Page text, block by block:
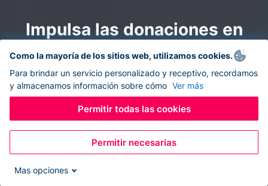
Impulsa las donaciones en
todas partes: combina la
recaudación de fondos en
línea y en el sitio con
Donorbox Live Kiosk.
Convierte tu tableta en un quiosco de donaciones y
recolecta donaciones sin efectivo durante eventos, en
Como la mayoría de los sitios web, utilizamos cookies.
Para brindar un servicio personalizado y receptivo, recordamos
y almacenamos información sobre cómo Ver más
Permitir todas las cookies
Permitir necesarias
Mas opciones